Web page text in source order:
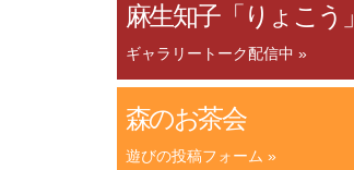
麻生知子「りょこう」
ギャラリートーク配信中 »
森のお茶会
遊びの投稿フォーム »